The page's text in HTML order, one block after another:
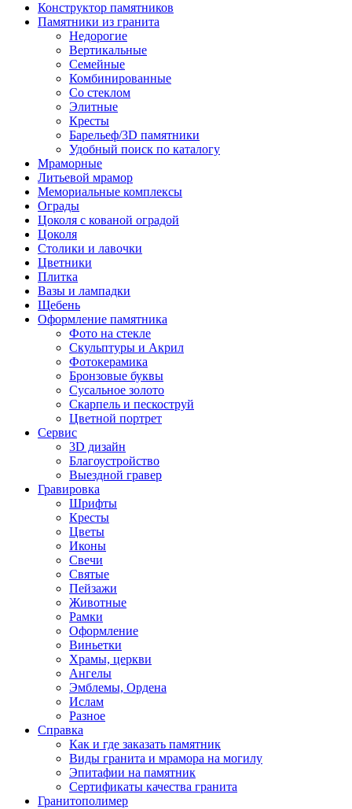
Конструктор памятников
Памятники из гранита
Недорогие
Вертикальные
Семейные
Комбинированные
Со стеклом
Элитные
Кресты
Барельеф/3D памятники
Удобный поиск по каталогу
Мраморные
Литьевой мрамор
Мемориальные комплексы
Ограды
Цоколя с кованой оградой
Цоколя
Столики и лавочки
Цветники
Плитка
Вазы и лампадки
Щебень
Оформление памятника
Фото на стекле
Скульптуры и Акрил
Фотокерамика
Бронзовые буквы
Сусальное золото
Скарпель и пескоструй
Цветной портрет
Сервис
3D дизайн
Благоустройство
Выездной гравер
Гравировка
Шрифты
Кресты
Цветы
Иконы
Свечи
Святые
Пейзажи
Животные
Рамки
Оформление
Виньетки
Храмы, церкви
Ангелы
Эмблемы, Ордена
Ислам
Разное
Справка
Как и где заказать памятник
Виды гранита и мрамора на могилу
Эпитафии на памятник
Сертификаты качества гранита
Гранитополимер